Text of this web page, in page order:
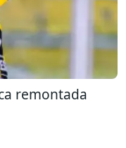
remontada